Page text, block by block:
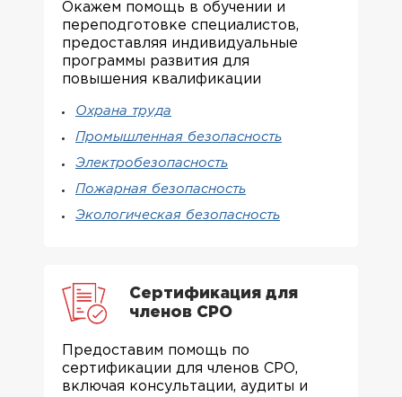
Окажем помощь в обучении и
переподготовке специалистов,
предоставляя индивидуальные
программы развития для
повышения квалификации
Охрана труда
Промышленная безопасность
Электробезопасность
Пожарная безопасность
Экологическая безопасность
Сертификация для
членов СРО
Предоставим помощь по
сертификации для членов СРО,
включая консультации, аудиты и